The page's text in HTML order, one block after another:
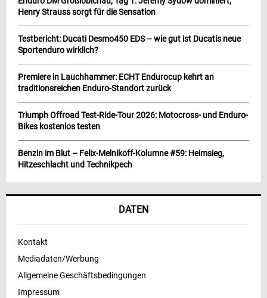
Henry Strauss sorgt für die Sensation
Testbericht: Ducati Desmo450 EDS – wie gut ist Ducatis neue
Sportenduro wirklich?
Premiere in Lauchhammer: ECHT Endurocup kehrt an
traditionsreichen Enduro-Standort zurück
Triumph Offroad Test-Ride-Tour 2026: Motocross- und Enduro-
Bikes kostenlos testen
Benzin im Blut – Felix-Melnikoff-Kolumne #59: Heimsieg,
Hitzeschlacht und Technikpech
DATEN
Kontakt
Mediadaten/Werbung
Allgemeine Geschäftsbedingungen
Impressum